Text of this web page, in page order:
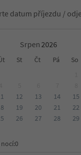
datum příjezdu /
Srpen
St Čt Pá So
12 13 14 15
19 20 21 22
26 27 28 29
0
s